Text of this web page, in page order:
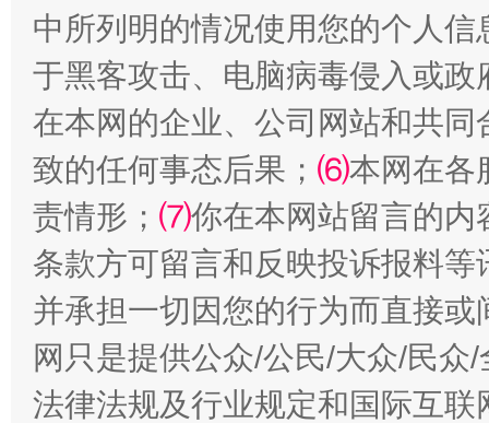
全民健身五年计划来了！等你上场
中所列明的情况使用您的个人
于黑客攻击、电脑病毒侵入或
在本网的企业、公司网站和共
致的任何事态后果； ⑹本网在各
责情形； ⑺你在本网站留言的内
条款方可留言和反映投诉报料
并承担一切因您的行为而直接
网只是提供公众/公民/大众/民
法律法规及行业规定和国际互